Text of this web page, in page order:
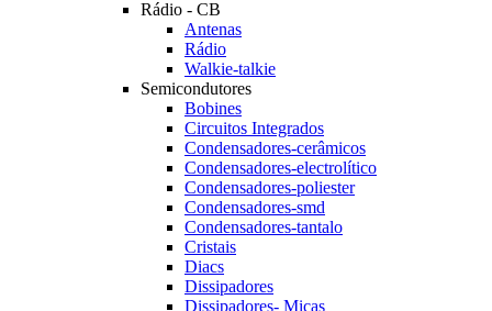
Rádio - CB
Antenas
Rádio
Walkie-talkie
Semicondutores
Bobines
Circuitos Integrados
Condensadores-cerâmicos
Condensadores-electrolítico
Condensadores-poliester
Condensadores-smd
Condensadores-tantalo
Cristais
Diacs
Dissipadores
Dissipadores- Micas